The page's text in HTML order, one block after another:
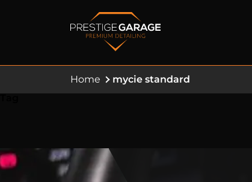
Home
mycie standard